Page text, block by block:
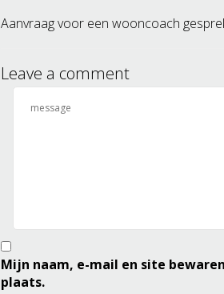
Aanvraag voor een wooncoach
Leave a comment
Mijn naam, e-mail en site
plaats.